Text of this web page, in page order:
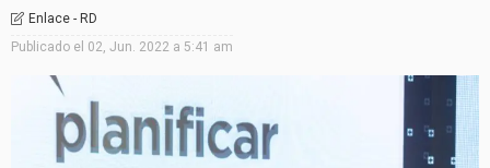
Enlace - RD
Publicado el 02, Jun. 2022 a 5:41 am